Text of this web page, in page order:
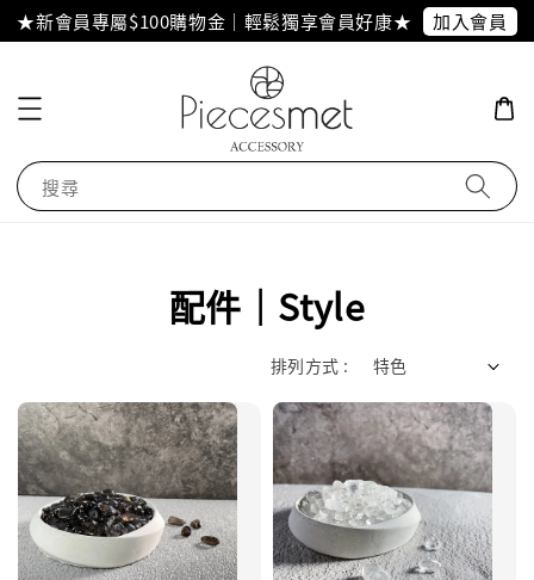
★新會員專屬$100購物金｜輕鬆獨享會員好康★ 加入會員
搜尋
配件｜Style
排列方式 :